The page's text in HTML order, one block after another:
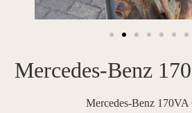
Mercedes-Benz
Mercedes-Benz 170VA